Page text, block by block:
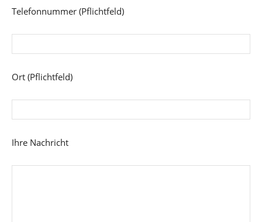
Telefonnummer (Pflichtfeld)
Ort (Pflichtfeld)
Ihre Nachricht